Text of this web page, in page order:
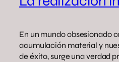
En un mundo obsesionado
acumulación material y
de éxito, surge una verdad